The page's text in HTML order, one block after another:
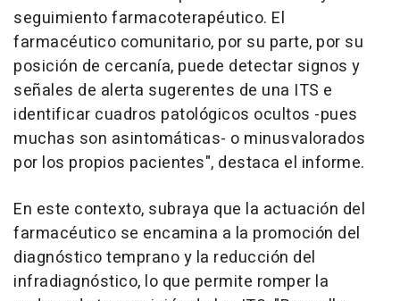
seguimiento farmacoterapéutico. El
farmacéutico comunitario, por su parte, por su
posición de cercanía, puede detectar signos y
señales de alerta sugerentes de una ITS e
identificar cuadros patológicos ocultos -pues
muchas son asintomáticas- o minusvalorados
por los propios pacientes", destaca el informe.
En este contexto, subraya que la actuación del
farmacéutico se encamina a la promoción del
diagnóstico temprano y la reducción del
infradiagnóstico, lo que permite romper la